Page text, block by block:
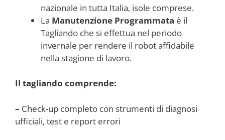
nazionale in tutta Italia, isole comprese.
La Manutenzione Programmata è il
Tagliando che si effettua nel periodo
invernale per rendere il robot affidabile
nella stagione di lavoro.
Il tagliando comprende:
– Check-up completo con strumenti di diagnosi
ufficiali, test e report errori